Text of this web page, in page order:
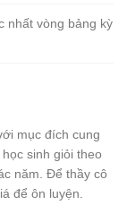
nhất vòng bảng kỳ
mục đích cung
sinh giỏi theo
năm. Để thầy cô
để ôn luyện.